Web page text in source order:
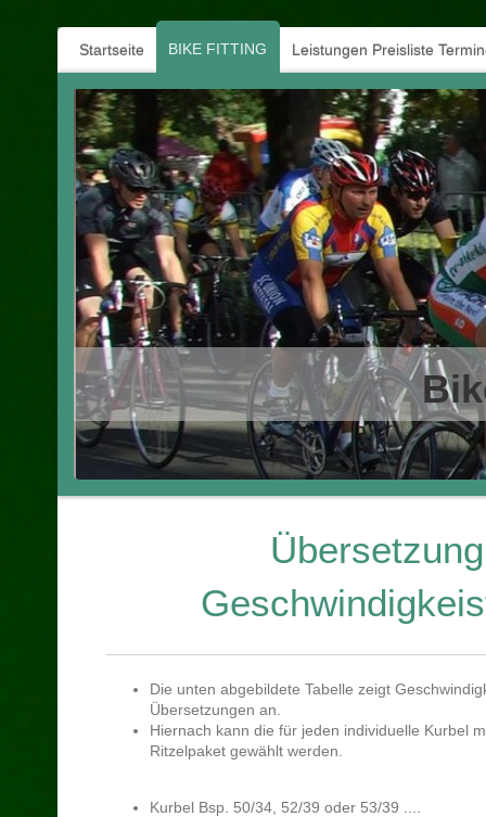
Startseite BIKE FITTING Leistungen Preisliste
Die unten abgebildete Tabelle zeigt
Übersetzungen an.
Hiernach kann die für jeden individuelle Kurbel
Ritzelpaket gewählt werden.
Kurbel Bsp. 50/34, 52/39 oder 53/39 ....